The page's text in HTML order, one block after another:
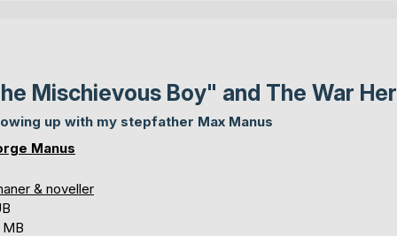
Mischievous Boy" and The War
up with my stepfather Max Manus
Manus
& noveller
MB